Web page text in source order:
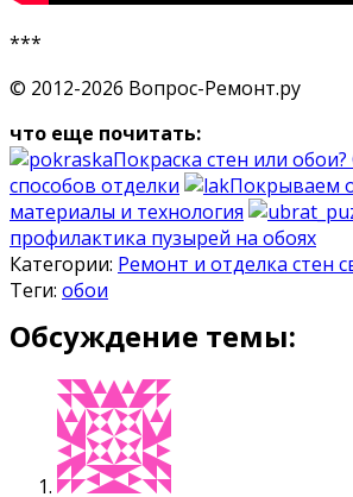
***
© 2012-2026 Вопрос-Ремонт.ру
что еще почитать:
Покраска стен или
способов отделки
Покрываем
материалы и технология
профилактика пузырей на обоях
Категории: Ремонт и отделка стен
Теги: обои
Обсуждение темы: